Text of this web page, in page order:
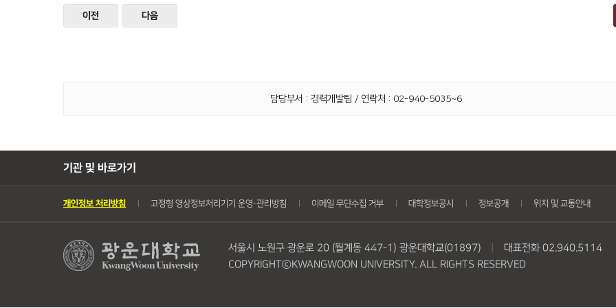
이전 다음
담당부서 : 경력개발팀 / 연락처 : 02-940-5035~6
기관 및 바로가기
개인정보 처리방침 고정형 영상정보처리기기 운영・관리방침 이메일 무단수집 거부 대학정보공시 정보공개 위치 및 교통안내
서울시 노원구 광운로 20 (월계동 447-1) 광운대학교(01897)
대표전화 02.940.5114
COPYRIGHTⓒKWANGWOON UNIVERSITY. ALL RIGHTS RESERVED